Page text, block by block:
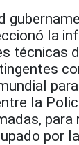
la
técnicas
la
para
por